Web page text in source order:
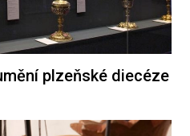
plzeňské diecéze